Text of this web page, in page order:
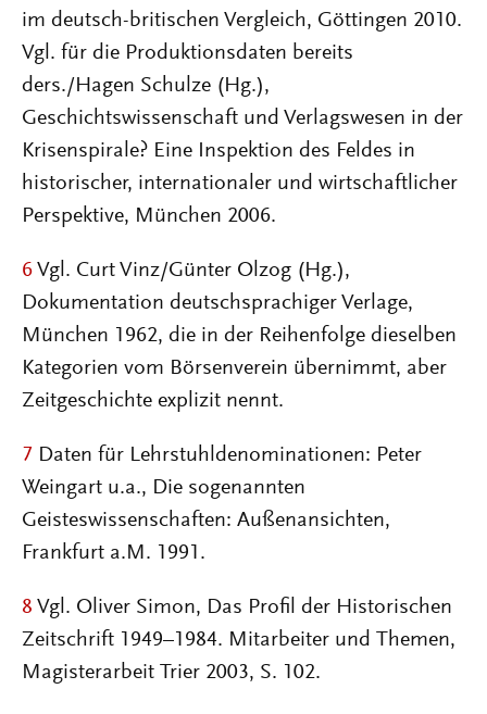
im deutsch-britischen Vergleich, Göttingen 2010.
Vgl. für die Produktionsdaten bereits
ders./Hagen Schulze (Hg.),
Geschichtswissenschaft und Verlagswesen in der
Krisenspirale? Eine Inspektion des Feldes in
historischer, internationaler und wirtschaftlicher
Perspektive, München 2006.
6 Vgl. Curt Vinz/Günter Olzog (Hg.),
Dokumentation deutschsprachiger Verlage,
München 1962, die in der Reihenfolge dieselben
Kategorien vom Börsenverein übernimmt, aber
Zeitgeschichte explizit nennt.
7 Daten für Lehrstuhldenominationen: Peter
Weingart u.a., Die sogenannten
Geisteswissenschaften: Außenansichten,
Frankfurt a.M. 1991.
8 Vgl. Oliver Simon, Das Profil der Historischen
Zeitschrift 1949–1984. Mitarbeiter und Themen,
Magisterarbeit Trier 2003, S. 102.